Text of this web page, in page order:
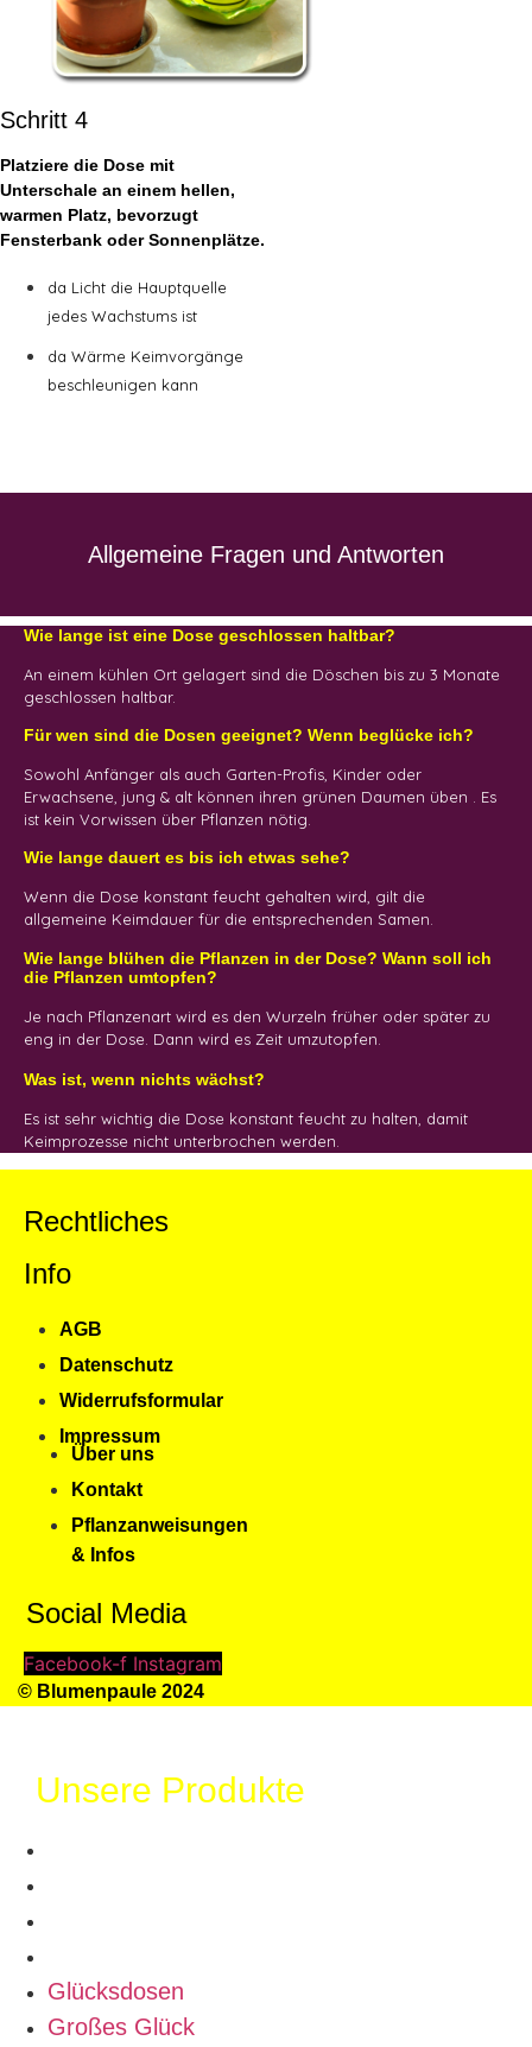
Schritt 4
Platziere die Dose mit
Unterschale an einem hellen,
warmen Platz, bevorzugt
Fensterbank oder Sonnenplätze.
da Licht die Hauptquelle
jedes Wachstums ist
da Wärme Keimvorgänge
beschleunigen kann
Allgemeine Fragen und Antworten
Wie lange ist eine Dose geschlossen haltbar?
An einem kühlen Ort gelagert sind die Döschen bis zu 3 Monate
geschlossen haltbar.
Für wen sind die Dosen geeignet? Wenn beglücke ich?
Sowohl Anfänger als auch Garten-Profis, Kinder oder
Erwachsene, jung & alt können ihren grünen Daumen üben . Es
ist kein Vorwissen über Pflanzen nötig.
Wie lange dauert es bis ich etwas sehe?
Wenn die Dose konstant feucht gehalten wird, gilt die
allgemeine Keimdauer für die entsprechenden Samen.
Wie lange blühen die Pflanzen in der Dose? Wann soll ich
die Pflanzen umtopfen?
Je nach Pflanzenart wird es den Wurzeln früher oder später zu
eng in der Dose. Dann wird es Zeit umzutopfen.
Was ist, wenn nichts wächst?
Es ist sehr wichtig die Dose konstant feucht zu halten, damit
Keimprozesse nicht unterbrochen werden.
Rechtliches
Info
AGB
Datenschutz
Widerrufsformular
Impressum
Über uns
Kontakt
Pflanzanweisungen
& Infos
Social Media
Facebook-f Instagram
© Blumenpaule 2024
Unsere Produkte
Glücksdosen
Großes Glück